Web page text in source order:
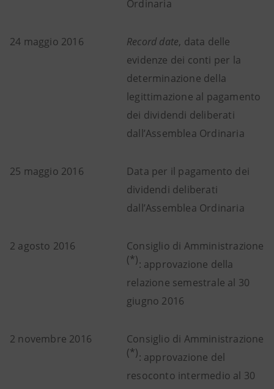
Ordinaria
24 maggio 2016 Record date, data delle
evidenze dei conti per la
determinazione della
legittimazione al pagamento
dei dividendi deliberati
dall’Assemblea Ordinaria
25 maggio 2016
Data per il pagamento dei
dividendi deliberati
dall’Assemblea Ordinaria
2 agosto 2016
Consiglio di Amministrazione
(*): approvazione della
relazione semestrale al 30
giugno 2016
2 novembre 2016
Consiglio di Amministrazione
(*): approvazione del
resoconto intermedio al 30